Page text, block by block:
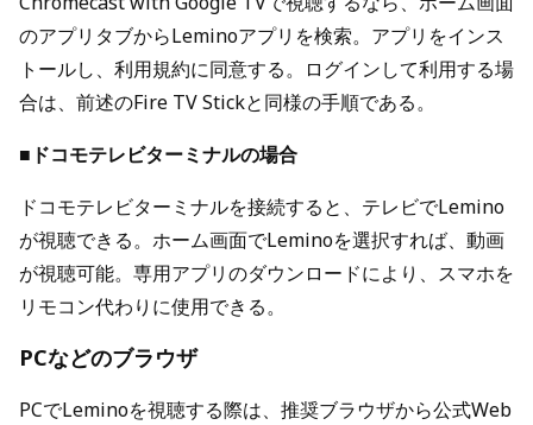
のアプリタブからLeminoアプリを検索。アプリをインス
トールし、利用規約に同意する。ログインして利用する場
合は、前述のFire TV Stickと同様の手順である。
■ドコモテレビターミナルの場合
ドコモテレビターミナルを接続すると、テレビでLemino
が視聴できる。ホーム画面でLeminoを選択すれば、動画
が視聴可能。専用アプリのダウンロードにより、スマホを
リモコン代わりに使用できる。
PCなどのブラウザ
PCでLeminoを視聴する際は、推奨ブラウザから公式Web